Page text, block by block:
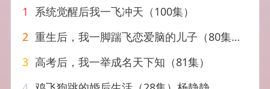
1
系统觉醒后我一飞冲天（100集）
2 重生后，我一脚踹飞恋爱脑的儿子（80集）刘梓墨&李智颖
3 高考后，我一举成名天下知（81集）